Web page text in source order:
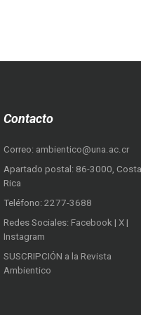
Contacto
Correo: ambientico@una.ac.cr
Apartado postal: 86-3000, Costa
Rica
Teléfono: 2277-3688
Redes Sociales: Facebook | X |
Instagram
SUSCRIPCIÓN a la Revista
Ambientico